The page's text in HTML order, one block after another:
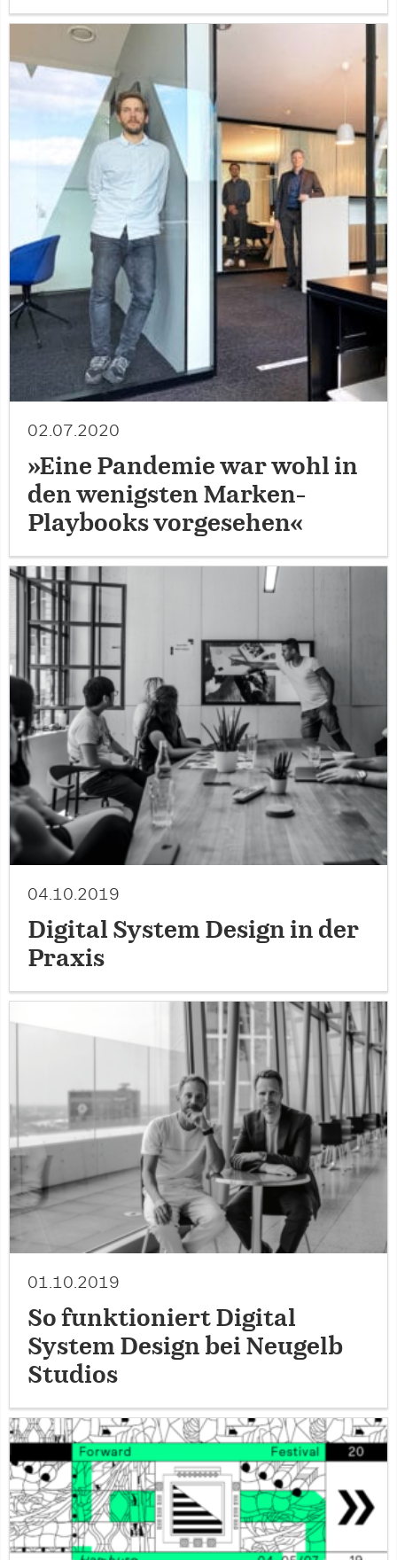
02.07.2020
»Eine Pandemie war wohl in
den wenigsten Marken-
Playbooks vorgesehen«
04.10.2019
Digital System Design in der
Praxis
01.10.2019
So funktioniert Digital
System Design bei Neugelb
Studios